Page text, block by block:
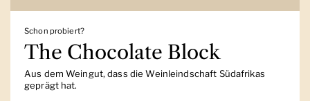
Schon probiert?
The Chocolate Block
Aus dem Weingut, dass die Weinleindschaft Südafrikas
geprägt hat.